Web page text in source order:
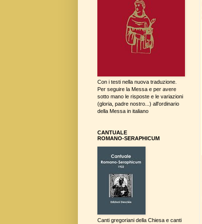
Con i testi nella nuova traduzione.
Per seguire la Messa e per avere
sotto mano le risposte e le variazioni
(gloria, padre nostro...) all'ordinario
della Messa in italiano
CANTUALE
ROMANO-SERAPHICUM
Canti gregoriani della Chiesa e canti